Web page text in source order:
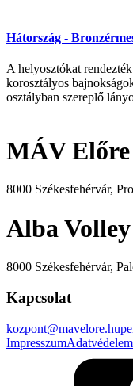
Hátország -
A helyosztókat
korosztályos
osztályban szereplő
MÁV
8000 Székesfehérvár,
Alba
8000 Székesfehérvár,
Kapcsolat
kozpont@mavelore.hu
ImpresszumAdatvédelem